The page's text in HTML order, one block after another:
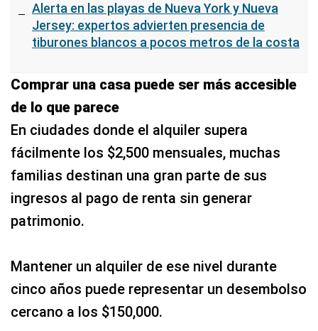
Alerta en las playas de Nueva York y Nueva
Jersey: expertos advierten presencia de
tiburones blancos a pocos metros de la costa
Comprar una casa puede ser más accesible
de lo que parece
En ciudades donde el alquiler supera
fácilmente los $2,500 mensuales, muchas
familias destinan una gran parte de sus
ingresos al pago de renta sin generar
patrimonio.
Mantener un alquiler de ese nivel durante
cinco años puede representar un desembolso
cercano a los $150,000.